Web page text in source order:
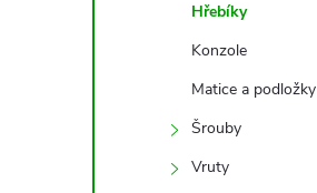
Hřebíky
Konzole
Matice a podložky
Šrouby
Vruty